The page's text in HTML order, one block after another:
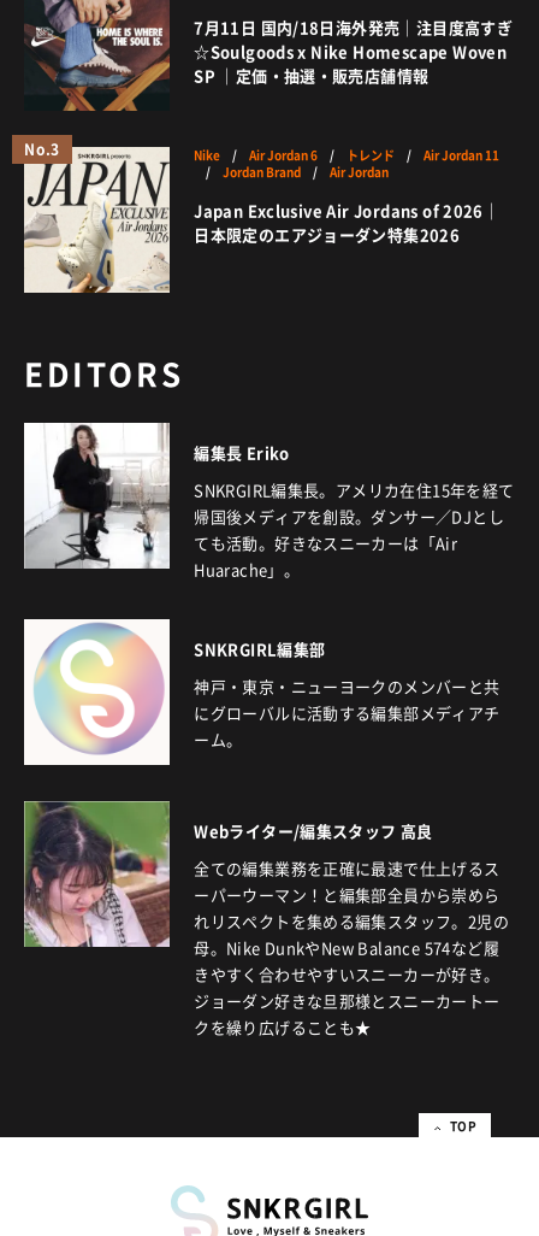
7月11日 国内/18日海外発売｜注目度高すぎ
☆Soulgoods x Nike Homescape Woven
SP ｜定価・抽選・販売店舗情報
No.3 Nike /Air Jordan 6 / トレンド /Air Jordan 11
/Jordan Brand /Air Jordan
Japan Exclusive Air Jordans of 2026｜
日本限定のエアジョーダン特集2026
EDITORS
編集長 Eriko
SNKRGIRL編集長。アメリカ在住15年を経て
帰国後メディアを創設。ダンサー／DJとし
ても活動。好きなスニーカーは「Air
Huarache」。
SNKRGIRL編集部
神戸・東京・ニューヨークのメンバーと共
にグローバルに活動する編集部メディアチ
ーム。
Webライター/編集スタッフ 高良
全ての編集業務を正確に最速で仕上げるス
ーパーウーマン！と編集部全員から崇めら
れリスペクトを集める編集スタッフ。2児の
母。Nike DunkやNew Balance 574など履
きやすく合わせやすいスニーカーが好き。
ジョーダン好きな旦那様とスニーカートー
クを繰り広げることも★
TOP